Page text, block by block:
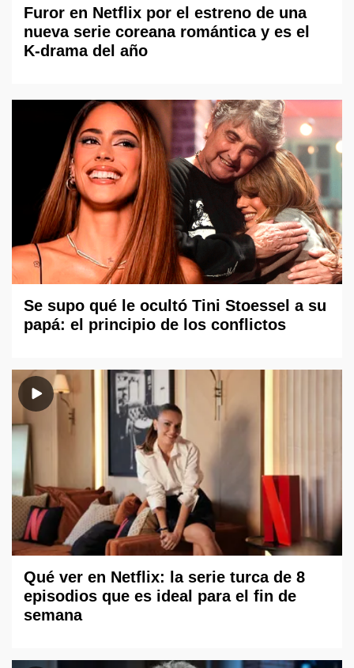
Furor en Netflix por el estreno de una
nueva serie coreana romántica y es el
K-drama del año
Se supo qué le ocultó Tini Stoessel a su
papá: el principio de los conflictos
Qué ver en Netflix: la serie turca de 8
episodios que es ideal para el fin de
semana